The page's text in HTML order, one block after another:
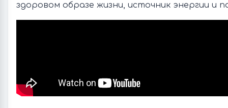
здоровом образе жизни, источник энергии и